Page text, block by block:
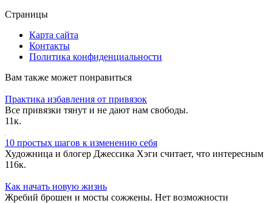
Страницы
Карта сайта
Контакты
Политика конфиденциальности
Вам также может понравиться
Практика избавления от привязок
Все привязки тянут и не дают нам свободы.
11к.
10 простых шагов к изменению себя
Художница и блогер Джессика Хэги считает, что интересным
116к.
Как начать новую жизнь
Жребий брошен и мосты сожжены. Нет возможности